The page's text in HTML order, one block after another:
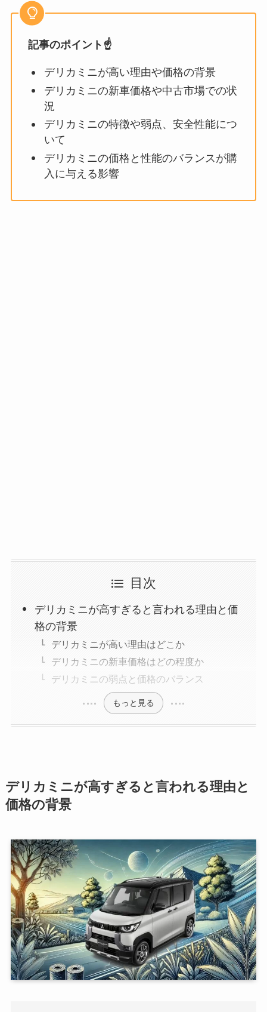
記事のポイント☝️
デリカミニが高い理由や価格の背景
デリカミニの新車価格や中古市場での状
況
デリカミニの特徴や弱点、安全性能につ
いて
デリカミニの価格と性能のバランスが購
入に与える影響
目次
デリカミニが高すぎると言われる理由と価
格の背景
デリカミニが高い理由はどこか
デリカミニの新車価格はどの程度か
デリカミニの弱点と価格のバランス
もっと見る
デリカミニが高すぎると言われる理由と
価格の背景